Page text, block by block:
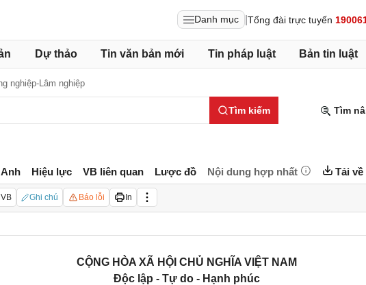
Danh mục Tổng đài trực tuyến
Dự thảo Tin văn bản mới Tin pháp luật Bản tin luật
nghiệp-Lâm nghiệp
Tìm kiếm Tìm
Hiệu lực VB liên quan Lược đồ Nội dung hợp nhất Tải về
Ghi chú Báo lỗi In
CỘNG HÒA XÃ HỘI CHỦ NGHĨA VIỆT NAM
Độc lập - Tự do - Hạnh phúc